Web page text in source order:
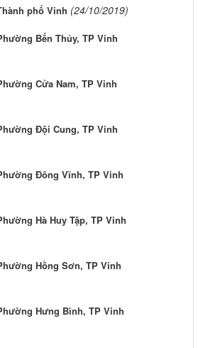
phố Vinh (24/10/2019)
Bến Thủy, TP Vinh
Cửa Nam, TP Vinh
Đội Cung, TP Vinh
Đông Vĩnh, TP Vinh
Hà Huy Tập, TP Vinh
Hồng Sơn, TP Vinh
Hưng Bình, TP Vinh